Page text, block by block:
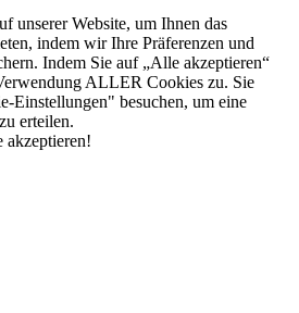
unserer Website, um Ihnen das
indem wir Ihre Präferenzen und
Indem Sie auf „Alle akzeptieren“
ALLER Cookies zu. Sie
Einstellungen" besuchen, um eine
erteilen.
akzeptieren!